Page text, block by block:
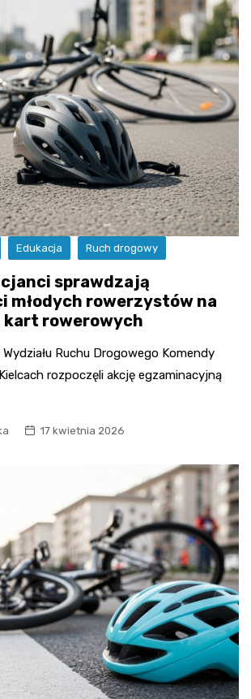
Edukacja Ruch drogowy
sprawdzają
młodych rowerzystów na
kart rowerowych
Ruchu Drogowego Komendy
rozpoczęli akcję egzaminacyjną
17 kwietnia 2026